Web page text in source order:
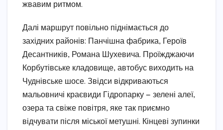
жвавим ритмом.
Далі маршрут повільно піднімається до
західних районів: Панчішна фабрика, Героїв
Десантників, Романа Шухевича. Проїжджаючи
Корбутівське кладовище, автобус виходить на
Чуднівське шосе. Звідси відкриваються
мальовничі краєвиди Гідропарку — зелені алеї,
озера та свіже повітря, яке так приємно
відчувати після міської метушні. Кінцеві зупинки